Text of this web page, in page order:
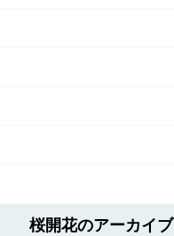
桜開花のアーカイブ